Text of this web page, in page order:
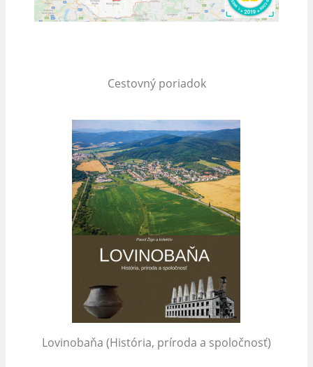
Cestovný poriadok
Lovinobaňa (História, príroda a spoločnosť)